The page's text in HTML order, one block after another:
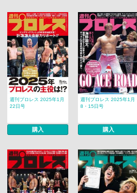
週刊プロレス 2025年1月
22日号
購入
週刊プロレス 2025年1月
8・15日号
購入